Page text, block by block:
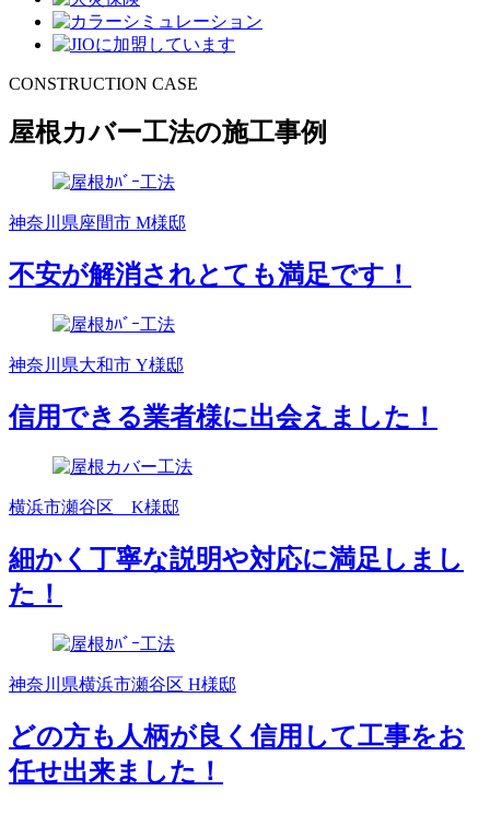
CONSTRUCTION CASE
屋根カバー工法の施工事例
神奈川県座間市 M様邸
不安が解消されとても満足です！
神奈川県大和市 Y様邸
信用できる業者様に出会えました！
横浜市瀬谷区 K様邸
細かく丁寧な説明や対応に満足しまし
た！
神奈川県横浜市瀬谷区 H様邸
どの方も人柄が良く信用して工事をお
任せ出来ました！